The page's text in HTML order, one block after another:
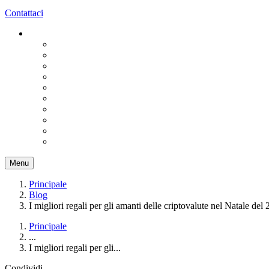
Contattaci
Menu
Principale
Blog
I migliori regali per gli amanti delle criptovalute nel Natale del
Principale
...
I migliori regali per gli...